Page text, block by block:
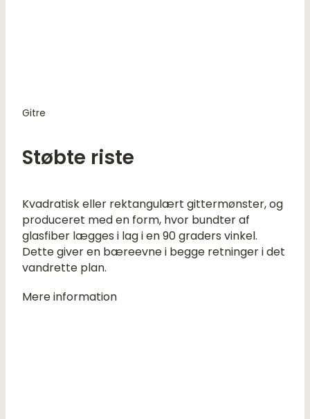
Gitre
Støbte riste
Kvadratisk eller rektangulært gittermønster, og
produceret med en form, hvor bundter af
glasfiber lægges i lag i en 90 graders vinkel.
Dette giver en bæreevne i begge retninger i det
vandrette plan.
Mere information